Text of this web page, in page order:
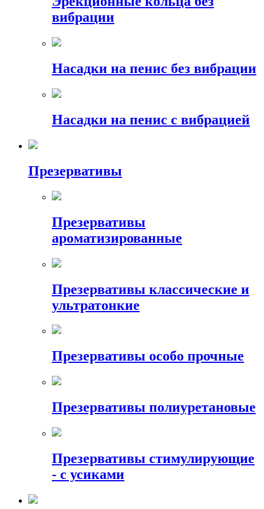
вибрации
Насадки на пенис без вибрации
Насадки на пенис с вибрацией
Презервативы
Презервативы
ароматизированные
Презервативы классические и
ультратонкие
Презервативы особо прочные
Презервативы полиуретановые
Презервативы стимулирующие
- с усиками